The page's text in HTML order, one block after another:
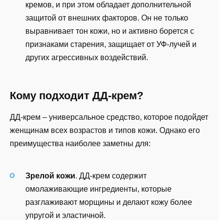
кремов, и при этом обладает дополнительной
защитой от внешних факторов. Он не только
выравнивает тон кожи, но и активно борется с
признаками старения, защищает от УФ-лучей и
других агрессивных воздействий.
Кому подходит ДД-крем?
ДД-крем – универсальное средство, которое подойдет
женщинам всех возрастов и типов кожи. Однако его
преимущества наиболее заметны для:
Зрелой кожи. ДД-крем содержит
омолаживающие ингредиенты, которые
разглаживают морщины и делают кожу более
упругой и эластичной.